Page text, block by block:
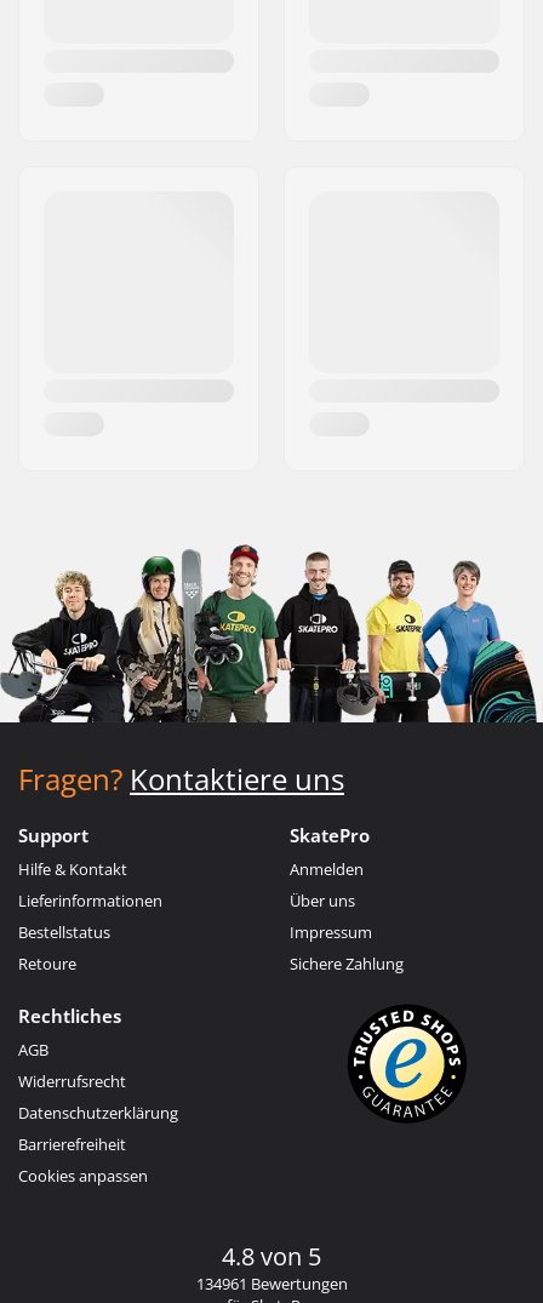
Fragen? Kontaktiere uns
Support
Hilfe & Kontakt
Lieferinformationen
Bestellstatus
Retoure
SkatePro
Anmelden
Über uns
Impressum
Sichere Zahlung
Rechtliches
AGB
Widerrufsrecht
Datenschutzerklärung
Barrierefreiheit
Cookies anpassen
4.8 von 5
134961 Bewertungen